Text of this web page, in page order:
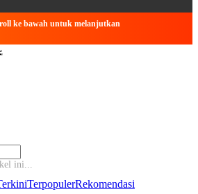
ke bawah untuk melanjutkan
TerpopulerRekomendasi